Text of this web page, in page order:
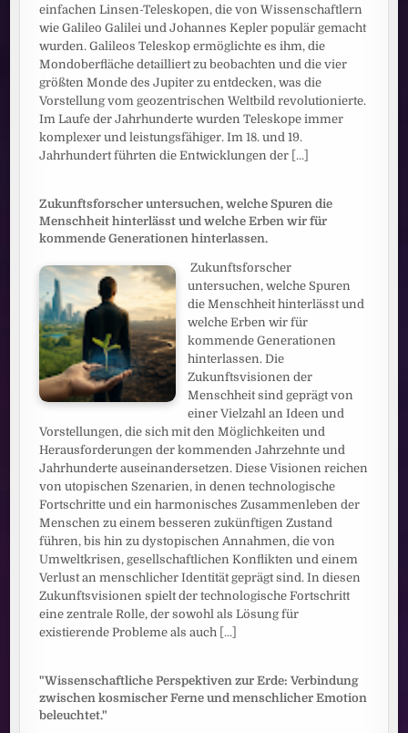
einfachen Linsen-Teleskopen, die von Wissenschaftlern
wie Galileo Galilei und Johannes Kepler populär gemacht
wurden. Galileos Teleskop ermöglichte es ihm, die
Mondoberfläche detailliert zu beobachten und die vier
größten Monde des Jupiter zu entdecken, was die
Vorstellung vom geozentrischen Weltbild revolutionierte.
Im Laufe der Jahrhunderte wurden Teleskope immer
komplexer und leistungsfähiger. Im 18. und 19.
Jahrhundert führten die Entwicklungen der [...]
Zukunftsforscher untersuchen, welche Spuren die
Menschheit hinterlässt und welche Erben wir für
kommende Generationen hinterlassen.
Zukunftsforscher
untersuchen, welche Spuren
die Menschheit hinterlässt und
welche Erben wir für
kommende Generationen
hinterlassen. Die
Zukunftsvisionen der
Menschheit sind geprägt von
einer Vielzahl an Ideen und
Vorstellungen, die sich mit den Möglichkeiten und
Herausforderungen der kommenden Jahrzehnte und
Jahrhunderte auseinandersetzen. Diese Visionen reichen
von utopischen Szenarien, in denen technologische
Fortschritte und ein harmonisches Zusammenleben der
Menschen zu einem besseren zukünftigen Zustand
führen, bis hin zu dystopischen Annahmen, die von
Umweltkrisen, gesellschaftlichen Konflikten und einem
Verlust an menschlicher Identität geprägt sind. In diesen
Zukunftsvisionen spielt der technologische Fortschritt
eine zentrale Rolle, der sowohl als Lösung für
existierende Probleme als auch [...]
"Wissenschaftliche Perspektiven zur Erde: Verbindung
zwischen kosmischer Ferne und menschlicher Emotion
beleuchtet."